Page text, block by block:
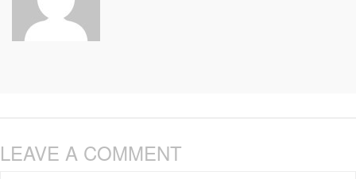
LEAVE A COMMENT